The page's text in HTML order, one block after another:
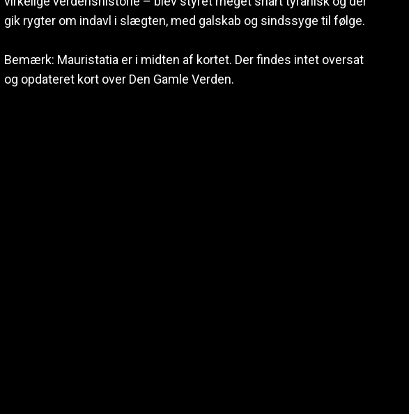
gik rygter om indavl i slægten, med galskab og sindssyge til følge.
Bemærk: Mauristatia er i midten af kortet. Der findes intet oversat
og opdateret kort over Den Gamle Verden.